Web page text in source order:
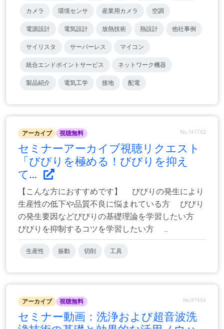
カメラ 環境センサ 産業用カメラ 空調
電源設計 電気設計 放熱技術 熱設計 他社事例
サイリスタ サーバーレス マイコン
統合エンドポイントサービス ネットワーク機器
製品紹介 電気工学 接地 配電
アーカイブ 視聴無料 No.141762
セミナーアーカイブ視聴リクエスト
「びびりを極める！びびりを抑え
て...
【こんな方におすすめです】 びびりの発生により
生産性の低下や品質不良に悩まれている方 びびり
の発生要因などびびりの基礎理論を学習したい方
びびりを抑制するコツを学習したい方 ...
生産性 振動 切削 工具
アーカイブ 視聴無料 No.97454
セミナー動画：洗浄および超音波洗